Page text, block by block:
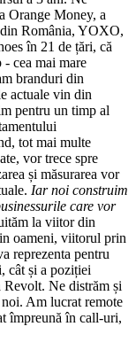
Orange Money, a
România, YOXO,
în 21 de țări, că
cea mai mare
branduri din
actuale vin din
pentru un timp al
tot mai multe
vor trece spre
și măsurarea vor
Iar noi construim
care vor
la viitor din
oameni, viitorul prin
reprezenta pentru
cât și a poziției
Revolt. Ne distrăm și
Am lucrat remote
împreună în call-uri,